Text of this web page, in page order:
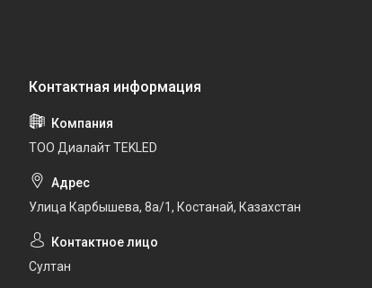
ТОО Диалайт TEKLED
Улица Карбышева, 8а/1, Костанай, Казахстан
Султан